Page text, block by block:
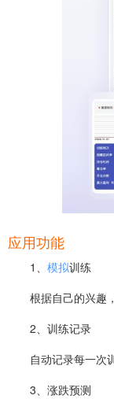
应用功能
1、 模拟训练
根据自己的兴趣，
2、训练记录
自动记录每一次训
3、涨跌预测